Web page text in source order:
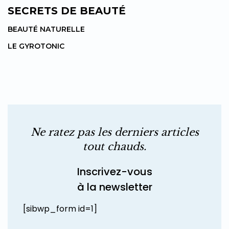
SECRETS DE BEAUTÉ
BEAUTÉ NATURELLE
LE GYROTONIC
Ne ratez pas les derniers articles
tout chauds.
Inscrivez-vous
à la newsletter
[sibwp_form id=1]